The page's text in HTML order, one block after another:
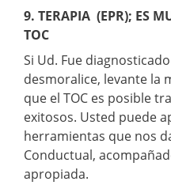
9. TERAPIA (EPR); ES
TOC
Si Ud. Fue
desmoralice, levante la
que el TOC es posible
exitosos. Usted puede
herramientas que nos
Conductual,
apropiada.